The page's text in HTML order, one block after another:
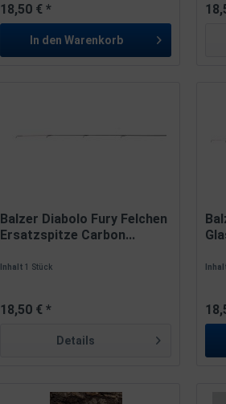
18,50 € *
In den Warenkorb
Balzer Diabolo Fury Felchen
Ersatzspitze Carbon...
Inhalt1 Stück
18,50 € *
Details